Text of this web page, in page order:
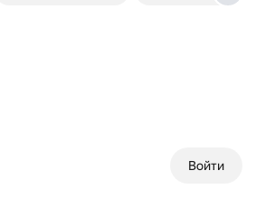
Войти